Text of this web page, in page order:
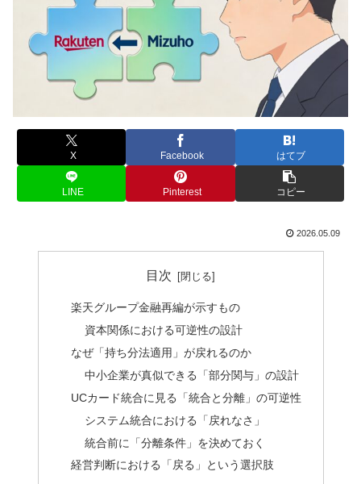
X Facebook はてブ
LINE Pinterest コピー
2026.05.09
目次
楽天グループ金融再編が示すもの
資本関係における可逆性の設計
なぜ「持ち分法適用」が戻れるのか
中小企業が真似できる「部分関与」の設計
UCカード統合に見る「統合と分離」の可逆性
システム統合における「戻れなさ」
統合前に「分離条件」を決めておく
経営判断における「戻る」という選択肢